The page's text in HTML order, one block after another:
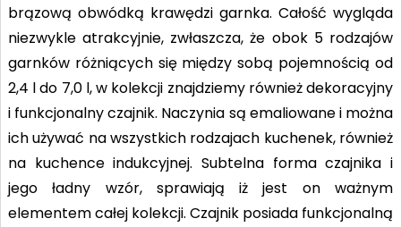
brązową obwódką krawędzi garnka. Całość wygląda
niezwykle atrakcyjnie, zwłaszcza, że obok 5 rodzajów
garnków różniących się między sobą pojemnością od
2,4 l do 7,0 l, w kolekcji znajdziemy również dekoracyjny
i funkcjonalny czajnik. Naczynia są emaliowane i można
ich używać na wszystkich rodzajach kuchenek, również
na kuchence indukcyjnej. Subtelna forma czajnika i
jego ładny wzór, sprawiają iż jest on ważnym
elementem całej kolekcji. Czajnik posiada funkcjonalną